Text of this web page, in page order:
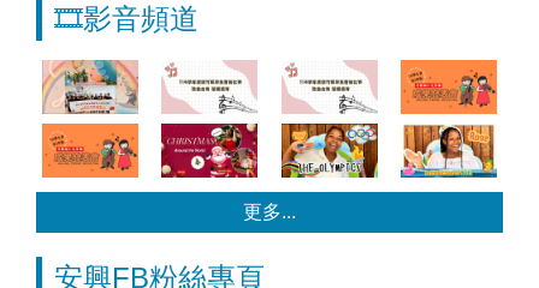
🎞️影音頻道
更多...
安興FB粉絲專頁